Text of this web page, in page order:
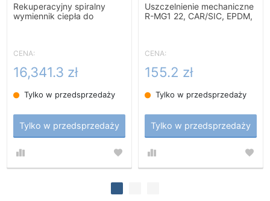
Rekuperacyjny spiralny
wymiennik ciepła do
CENA:
16,341.3 zł
Tylko w przedsprzedaży
Tylko w przedsprzedaży
Uszczelnienie mechaniczne
R-MG1 22, CAR/SIC, EPDM,
CENA:
155.2 zł
Tylko w przedsprzedaży
Tylko w przedsprzedaży